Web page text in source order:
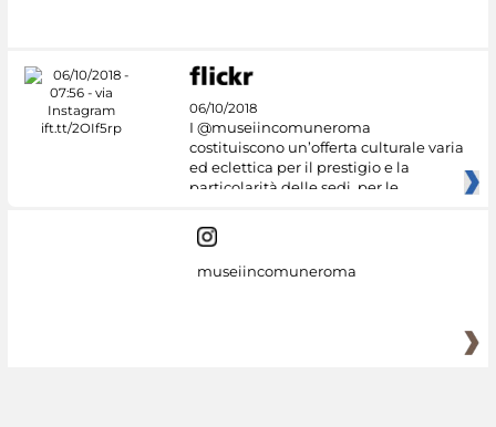
06/10/2018
I @museiincomuneroma
costituiscono un’offerta culturale varia
ed eclettica per il prestigio e la
particolarità delle sedi, per le
museiincomuneroma